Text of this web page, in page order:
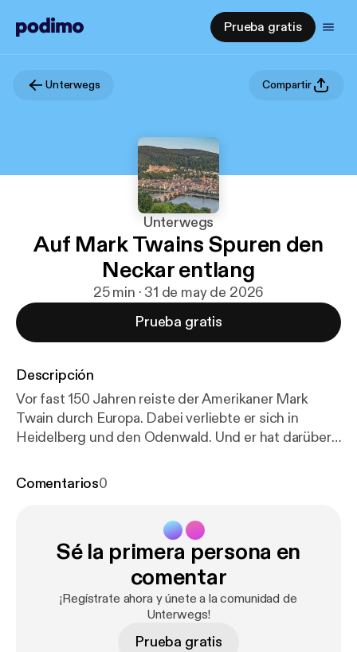
Prueba gratis
Unterwegs Compartir
Unterwegs
Auf Mark Twains Spuren den
Neckar entlang
25 min · 31 de may de 2026
Prueba gratis
Descripción
Vor fast 150 Jahren reiste der Amerikaner Mark
Twain durch Europa. Dabei verliebte er sich in
Heidelberg und den Odenwald. Und er hat darüber
Comentarios0
Sé la primera persona en
comentar
¡Regístrate ahora y únete a la comunidad de
Unterwegs!
Prueba gratis